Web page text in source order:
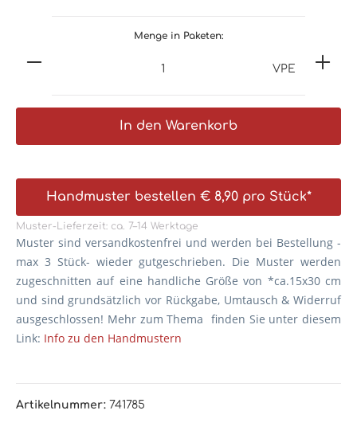
Menge in Paketen:
VPE
In den Warenkorb
Handmuster bestellen € 8,90 pro Stück*
Muster-Lieferzeit: ca. 7–14 Werktage
Muster sind versandkostenfrei und werden bei Bestellung -
max 3 Stück- wieder gutgeschrieben. Die Muster werden
zugeschnitten auf eine handliche Größe von *ca.15x30 cm
und sind grundsätzlich vor Rückgabe, Umtausch & Widerruf
ausgeschlossen! Mehr zum Thema finden Sie unter diesem
Link: Info zu den Handmustern
Artikelnummer: 741785